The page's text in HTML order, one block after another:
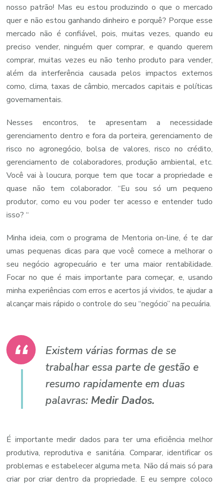
nosso patrão! Mas eu estou produzindo o que o mercado
quer e não estou ganhando dinheiro e porquê? Porque esse
mercado não é confiável, pois, muitas vezes, quando eu
preciso vender, ninguém quer comprar, e quando querem
comprar, muitas vezes eu não tenho produto para vender,
além da interferência causada pelos impactos externos
como, clima, taxas de câmbio, mercados capitais e políticas
governamentais.
Nesses encontros, te apresentam a necessidade
gerenciamento dentro e fora da porteira, gerenciamento de
risco no agronegócio, bolsa de valores, risco no crédito,
gerenciamento de colaboradores, produção ambiental, etc.
Você vai à loucura, porque tem que tocar a propriedade e
quase não tem colaborador. “Eu sou só um pequeno
produtor, como eu vou poder ter acesso e entender tudo
isso? “
Minha ideia, com o programa de Mentoria on-line, é te dar
umas pequenas dicas para que você comece a melhorar o
seu negócio agropecuário e ter uma maior rentabilidade.
Focar no que é mais importante para começar, e, usando
minha experiências com erros e acertos já vividos, te ajudar a
alcançar mais rápido o controle do seu “negócio” na pecuária.
Existem várias formas de se
trabalhar essa parte de gestão e
resumo rapidamente em duas
palavras: Medir Dados.
É importante medir dados para ter uma eficiência melhor
produtiva, reprodutiva e sanitária. Comparar, identificar os
problemas e estabelecer alguma meta. Não dá mais só para
criar por criar dentro da propriedade. E eu sempre coloco